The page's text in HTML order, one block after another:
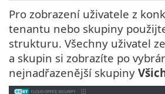
Pro zobrazení uživatele z
tenantu nebo skupiny
strukturu. Všechny uživatel
a skupin si zobrazíte po
nejnadřazenější skupiny